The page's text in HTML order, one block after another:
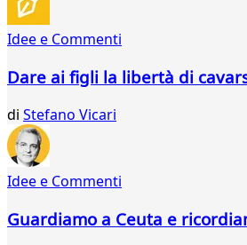
Idee e Commenti
Dare ai figli la libertà di
di Stefano Vicari
Idee e Commenti
Guardiamo a Ceuta e